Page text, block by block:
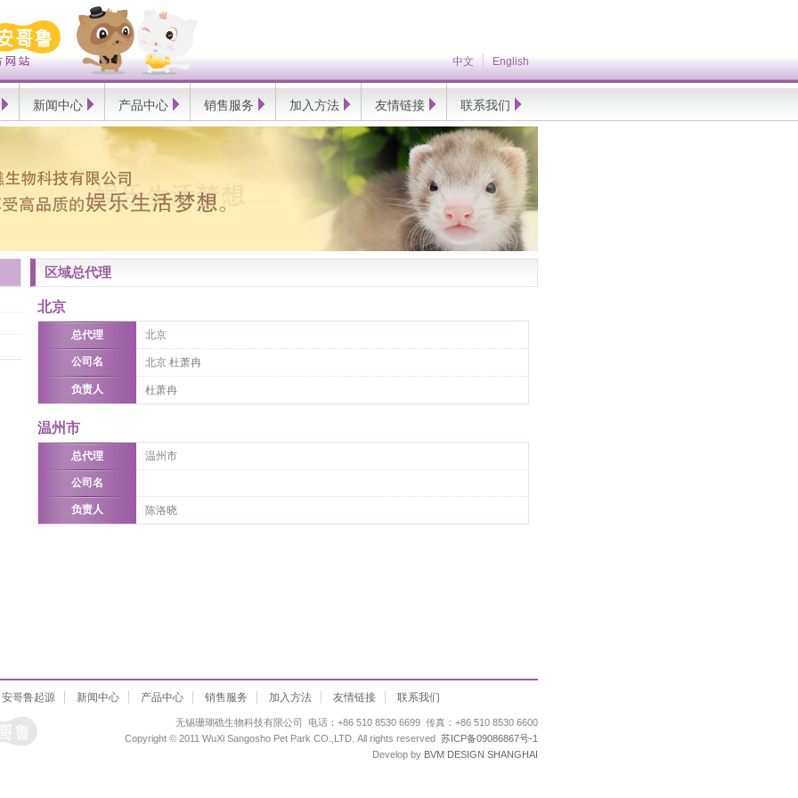
中文 English
新闻中心 产品中心 销售服务 加入方法 友情链接 联系我们
区域总代理
北京
总代理 北京
公司名 北京 杜萧冉
负责人 杜萧冉
温州市
总代理 温州市
公司名
负责人 陈洛晓
安哥鲁起源 新闻中心 产品中心 销售服务 加入方法 友情链接 联系我们
无锡珊瑚礁生物科技有限公司 电话：+86 510 8530 6699 传真：+86 510 8530 6600
Copyright © 2011 WuXi Sangosho Pet Park CO.,LTD. All rights reserved 苏ICP备09086867号-1
Develop by BVM DESIGN SHANGHAI